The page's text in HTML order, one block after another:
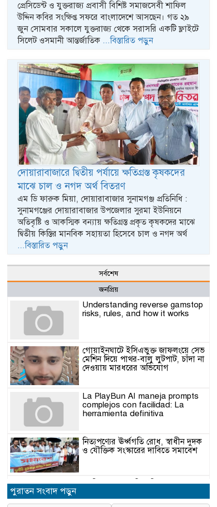
প্রেসিডেন্ট ও যুক্তরাজ্য প্রবাসী বিশিষ্ট সমাজসেবী শাফিল
উদ্দিন কবির সংক্ষিপ্ত সফরে বাংলাদেশে আসছেন। গত ২৯
জুন সোমবার সকালে যুক্তরাজ্য থেকে সরাসরি একটি ফ্লাইটে
সিলেট ওসমানী আন্তর্জাতিক ...বিস্তারিত পড়ুন
দোয়ারাবাজারে দ্বিতীয় পর্যায়ে ক্ষতিগ্রস্ত কৃষকদের
মাঝে চাল ও নগদ অর্থ বিতরণ
এম ডি ফারুক মিয়া, দোয়ারাবাজার সুনামগঞ্জ প্রতিনিধি :
সুনামগঞ্জের দোয়ারাবাজার উপজেলার সুরমা ইউনিয়নে
অতিবৃষ্টি ও আকস্মিক বন্যায় ক্ষতিগ্রস্ত প্রকৃত কৃষকদের মাঝে
দ্বিতীয় কিস্তির মানবিক সহায়তা হিসেবে চাল ও নগদ অর্থ
...বিস্তারিত পড়ুন
সর্বশেষ
জনপ্রিয়
Understanding reverse gamstop
risks, rules, and how it works
গোয়াইনঘাটে ইসিএভুক্ত জাফলংয়ে সেভ
মেশিন দিয়ে পাথর-বালু লুটপাট, চাঁদা না
দেওয়ায় মারধরের অভিযোগ
La PlayBun AI maneja prompts
complejos con facilidad: La
herramienta definitiva
নিত্যপণ্যের ঊর্ধ্বগতি রোধ, স্বাধীন দুদক
ও যৌক্তিক সংস্কারের দাবিতে সমাবেশ
নবনিযুক্ত এসএমপি কমিশনারের সঙ্গে
পুরাতন সংবাদ পড়ুন